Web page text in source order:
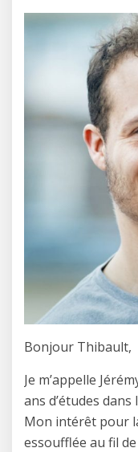
Bonjour Thibault,
Je m’appelle
ans d’études
Mon intérêt pour
essoufflée au fil